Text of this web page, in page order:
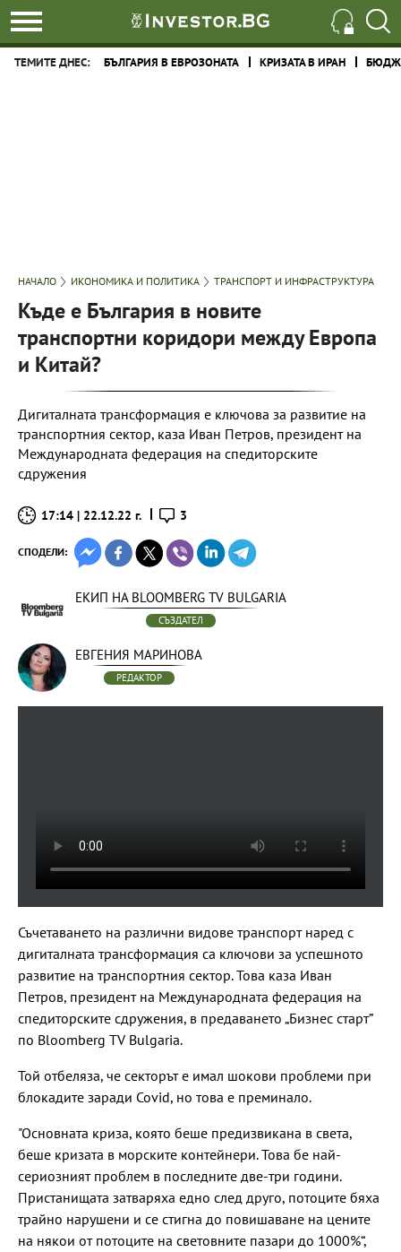
ТЕМИТЕ ДНЕС: БЪЛГАРИЯ В ЕВРОЗОНАТА КРИЗАТА В ИРАН
НАЧАЛО ИКОНОМИКА И ПОЛИТИКА ТРАНСПОРТ И ИНФРАСТРУКТУРА
Къде е България в новите
транспортни коридори между Европа
и Китай?
Дигиталната трансформация е ключова за развитие на
транспортния сектор, каза Иван Петров, президент на
Международната федерация на спедиторските
сдружения
17:14 | 22.12.22 г. 3
СПОДЕЛИ:
ЕКИП НА BLOOMBERG TV BULGARIA
СЪЗДАТЕЛ
ЕВГЕНИЯ МАРИНОВА
РЕДАКТОР
Съчетаването на различни видове транспорт наред с
дигиталната трансформация са ключови за успешното
развитие на транспортния сектор. Това каза Иван
Петров, президент на Международната федерация на
спедиторските сдружения, в предаването „Бизнес старт”
по Bloomberg TV Bulgaria.
Той отбеляза, че секторът е имал шокови проблеми при
блокадите заради Covid, но това е преминало.
"Основната криза, която беше предизвикана в света,
беше кризата в морските контейнери. Това бе най-
сериозният проблем в последните две-три години.
Пристанищата затваряха едно след друго, потоците бяха
трайно нарушени и се стигна до повишаване на цените
на някои от потоците на световните пазари до 1000%“,